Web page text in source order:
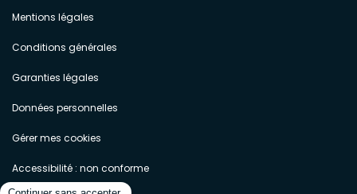
Mentions légales
Conditions générales
Garanties légales
Données personnelles
Gérer mes cookies
Accessibilité : non conforme